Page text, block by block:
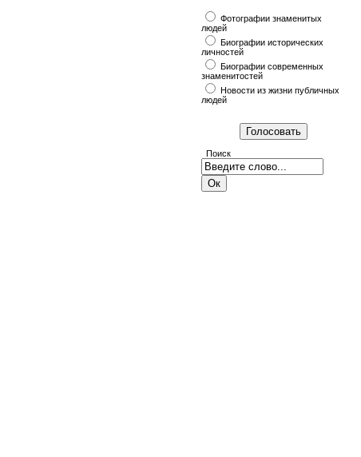
Фотографии знаменитых
людей
Биографии исторических
личностей
Биографии современных
знаменитостей
Новости из жизни публичных
людей
Поиск